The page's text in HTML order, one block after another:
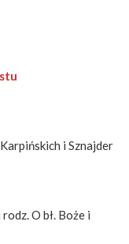
i Sznajder
O bł. Boże i